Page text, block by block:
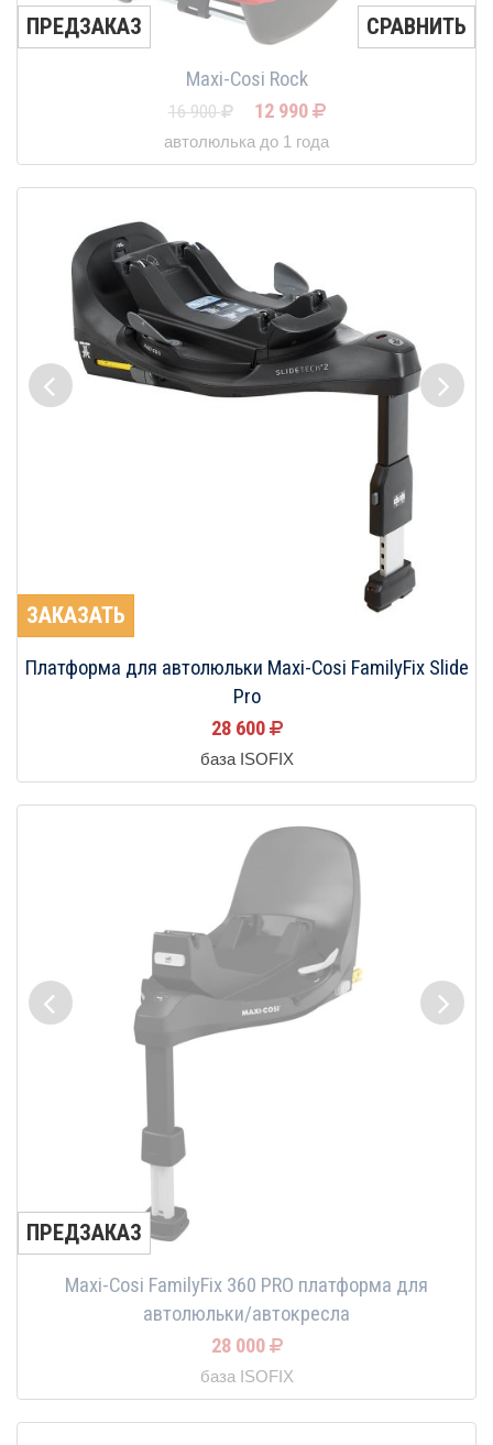
ПРЕДЗАКАЗ СРАВНИТЬ
Maxi-Cosi Rock
16 900 12 990
автолюлька до 1 года
ЗАКАЗАТЬ
Платформа для автолюльки Maxi-Cosi FamilyFix Slide
Pro
28 600
база ISOFIX
ПРЕДЗАКАЗ
Maxi-Cosi FamilyFix 360 PRO платформа для
автолюльки/автокресла
28 000
база ISOFIX